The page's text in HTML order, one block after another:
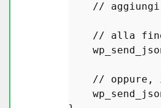
//
// alla
// oppure,